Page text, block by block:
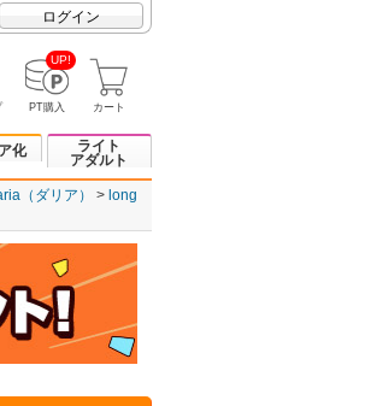
ログイン
UP!
PT購入 カート
化
ライト
アダルト
（ダリア）
long